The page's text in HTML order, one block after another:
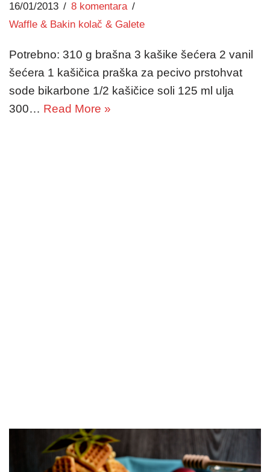
16/01/2013
8 komentara
Waffle & Bakin kolač & Galete
Potrebno: 310 g brašna 3 kašike šećera 2 vanil
šećera 1 kašičica praška za pecivo prstohvat
sode bikarbone 1/2 kašičice soli 125 ml ulja
300… Read More »